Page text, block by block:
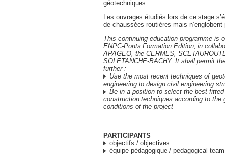
géotechniques
Les ouvrages étudiés lors de ce stage
de chaussées routières mais
This continuing education programme is
ENPC-Ponts Formation Edition, in
APAGEO, the CERMES,
SOLETANCHE-BACHY. It shall permit
further :
Use the most recent techniques of
engineering to design civil engineering
Be in a position to select the best
construction techniques according to the
conditions of the project
PARTICIPANTS
objectifs / objectives
équipe pédagogique / pedagogical team